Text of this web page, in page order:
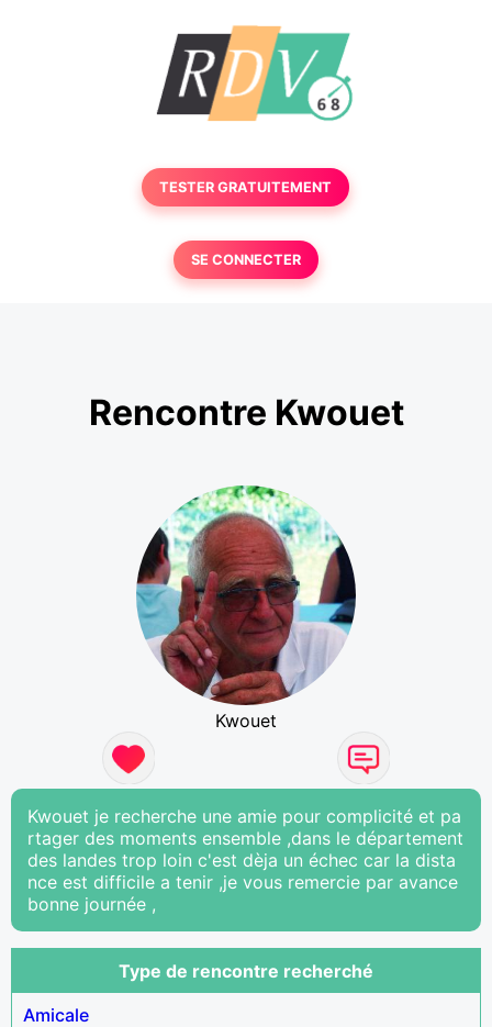
TESTER GRATUITEMENT
SE CONNECTER
Rencontre Kwouet
Kwouet
Kwouet je recherche une amie pour complicité et pa
rtager des moments ensemble ,dans le département
des landes trop loin c'est dèja un échec car la dista
nce est difficile a tenir ,je vous remercie par avance
bonne journée ,
Type de rencontre recherché
Amicale